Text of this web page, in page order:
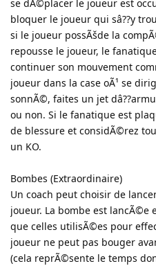
se dÃ©placer le joueur est
bloquer le joueur qui sâ??y
si le joueur possÃšde la
repousse le joueur, le
continuer son mouvement
joueur dans la case oÃ¹ se
sonnÃ©, faites un jet
ou non. Si le fanatique est
de blessure et considÃ©rez
un KO.
Bombes (Extraordinaire)
Un coach peut choisir de
joueur. La bombe est lancÃ©e
que celles utilisÃ©es pour
joueur ne peut pas bouger
(cela reprÃ©sente le temps